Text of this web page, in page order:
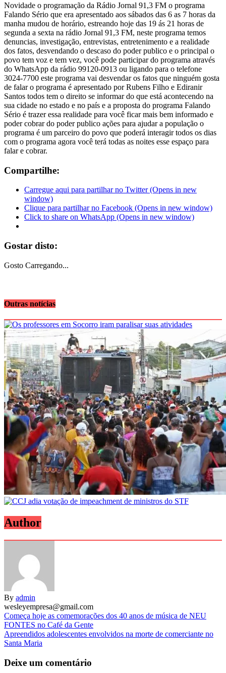
Novidade o programação da Rádio Jornal 91,3 FM o programa
Falando Sério que era apresentado aos sábados das 6 as 7 horas da
manha mudou de horário, estreando hoje das 19 ás 21 horas de
segunda a sexta na rádio Jornal 91,3 FM, neste programa temos
denuncias, investigação, entrevistas, entretenimento e a realidade
dos fatos, desvendando o descaso do poder publico e o principal o
povo tem voz e tem vez, você pode participar do programa através
do WhatsApp da rádio 99120-0913 ou ligando para o telefone
3024-7700 este programa vai desvendar os fatos que ninguém gosta
de falar o programa é apresentado por Rubens Filho e Ediranir
Santos todos tem o direito se informar do que está acontecendo na
sua cidade no estado e no país e a proposta do programa Falando
Sério é trazer essa realidade para você ficar mais bem informado e
poder cobrar do poder publico ações para ajudar a população o
programa é um parceiro do povo que poderá interagir todos os dias
com o programa agora você terá todas as noites esse espaço para
falar e cobrar.
Compartilhe:
Carregue aqui para partilhar no Twitter (Opens in new
window)
Clique para partilhar no Facebook (Opens in new window)
Click to share on WhatsApp (Opens in new window)
Gostar disto:
Gosto Carregando...
Outras notícias
Author
By admin
wesleyempresa@gmail.com
Navegação
de
artigos
Começa hoje as comemorações dos 40 anos de música de NEU
FONTES no Café da Gente
Apreendidos adolescentes envolvidos na morte de comerciante no
Santa Maria
Deixe um comentário